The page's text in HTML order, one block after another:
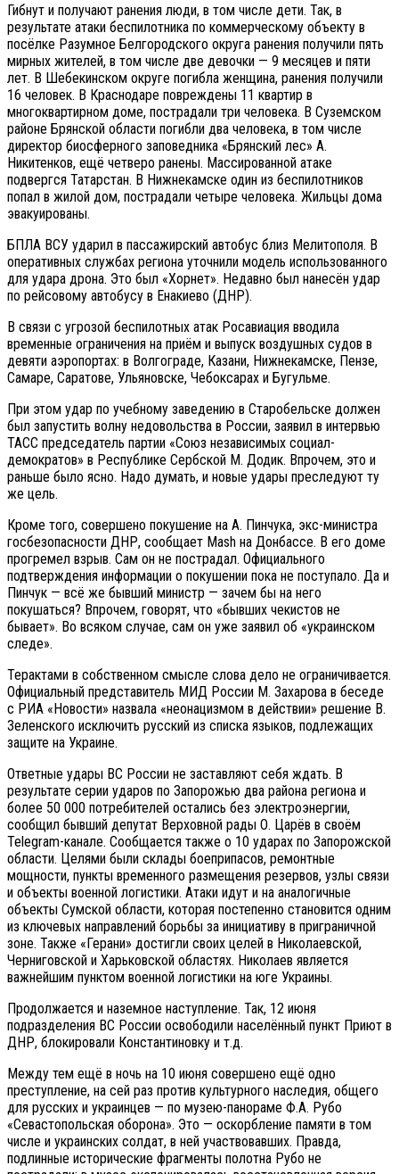
Гибнут и получают ранения люди, в том числе дети. Так, в
результате атаки беспилотника по коммерческому объекту в
посёлке Разумное Белгородского округа ранения получили пять
мирных жителей, в том числе две девочки — 9 месяцев и пяти
лет. В Шебекинском округе погибла женщина, ранения получили
16 человек. В Краснодаре повреждены 11 квартир в
многоквартирном доме, пострадали три человека. В Суземском
районе Брянской области погибли два человека, в том числе
директор биосферного заповедника «Брянский лес» А.
Никитенков, ещё четверо ранены. Массированной атаке
подвергся Татарстан. В Нижнекамске один из беспилотников
попал в жилой дом, пострадали четыре человека. Жильцы дома
эвакуированы.
БПЛА ВСУ ударил в пассажирский автобус близ Мелитополя. В
оперативных службах региона уточнили модель использованного
для удара дрона. Это был «Хорнет». Недавно был нанесён удар
по рейсовому автобусу в Енакиево (ДНР).
В связи с угрозой беспилотных атак Росавиация вводила
временные ограничения на приём и выпуск воздушных судов в
девяти аэропортах: в Волгограде, Казани, Нижнекамске, Пензе,
Самаре, Саратове, Ульяновске, Чебоксарах и Бугульме.
При этом удар по учебному заведению в Старобельске должен
был запустить волну недовольства в России, заявил в интервью
ТАСС председатель партии «Союз независимых социал-
демократов» в Республике Сербской М. Додик. Впрочем, это и
раньше было ясно. Надо думать, и новые удары преследуют ту
же цель.
Кроме того, совершено покушение на А. Пинчука, экс-министра
госбезопасности ДНР, сообщает Mash на Донбассе. В его доме
прогремел взрыв. Сам он не пострадал. Официального
подтверждения информации о покушении пока не поступало. Да и
Пинчук — всё же бывший министр — зачем бы на него
покушаться? Впрочем, говорят, что «бывших чекистов не
бывает». Во всяком случае, сам он уже заявил об «украинском
следе».
Терактами в собственном смысле слова дело не ограничивается.
Официальный представитель МИД России М. Захарова в беседе
с РИА «Новости» назвала «неонацизмом в действии» решение В.
Зеленского исключить русский из списка языков, подлежащих
защите на Украине.
Ответные удары ВС России не заставляют себя ждать. В
результате серии ударов по Запорожью два района региона и
более 50 000 потребителей остались без электроэнергии,
сообщил бывший депутат Верховной рады О. Царёв в своём
Telegram-канале. Сообщается также о 10 ударах по Запорожской
области. Целями были склады боеприпасов, ремонтные
мощности, пункты временного размещения резервов, узлы связи
и объекты военной логистики. Атаки идут и на аналогичные
объекты Сумской области, которая постепенно становится одним
из ключевых направлений борьбы за инициативу в приграничной
зоне. Также «Герани» достигли своих целей в Николаевской,
Черниговской и Харьковской областях. Николаев является
важнейшим пунктом военной логистики на юге Украины.
Продолжается и наземное наступление. Так, 12 июня
подразделения ВС России освободили населённый пункт Приют в
ДНР, блокировали Константиновку и т.д.
Между тем ещё в ночь на 10 июня совершено ещё одно
преступление, на сей раз против культурного наследия, общего
для русских и украинцев — по музею-панораме Ф.А. Рубо
«Севастопольская оборона». Это — оскорбление памяти в том
числе и украинских солдат, в ней участвовавших. Правда,
подлинные исторические фрагменты полотна Рубо не